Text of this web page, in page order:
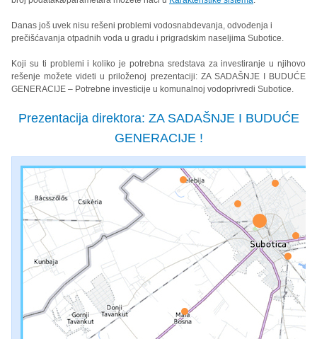
Danas još uvek nisu rešeni problemi vodosnabdevanja, odvođenja i
prečišćavanja otpadnih voda u gradu i prigradskim naseljima Subotice.
Koji su ti problemi i koliko je potrebna sredstava za investiranje u njihovo
rešenje možete videti u priloženoj prezentaciji: ZA SADAŠNJE I BUDUĆE
GENERACIJE – Potrebne investicije u komunalnoj vodoprivredi Subotice.
Prezentacija direktora: ZA SADAŠNJE I BUDUĆE
GENERACIJE !